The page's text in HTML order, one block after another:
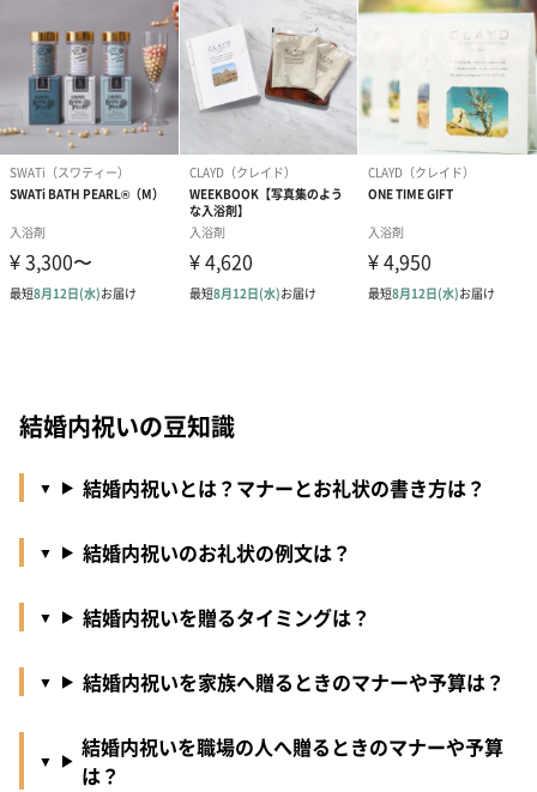
結婚内祝いの豆知識
結婚内祝いとは？マナーとお礼状の書き方は？
結婚内祝いのお礼状の例文は？
結婚内祝いを贈るタイミングは？
結婚内祝いを家族へ贈るときのマナーや予算は？
結婚内祝いを職場の人へ贈るときのマナーや予算
は？